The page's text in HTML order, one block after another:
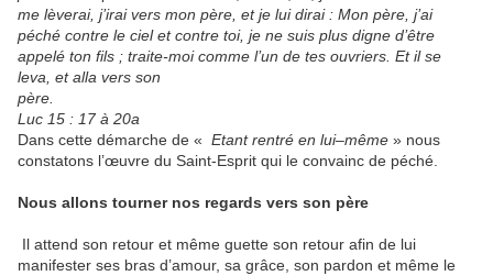
me lèverai, j’irai vers mon père, et je lui dirai : Mon père, j’ai
péché contre le ciel et contre toi, je ne suis plus digne d’être
appelé ton fils ; traite-moi comme l’un de tes ouvriers. Et il se
leva, et alla vers son
père.
Luc 15 : 17 à 20a
Dans cette démarche de « Etant rentré en lui–même » nous
constatons l’œuvre du Saint-Esprit qui le convainc de péché.
Nous allons tourner nos regards vers son père
Il attend son retour et même guette son retour afin de lui
manifester ses bras d’amour, sa grâce, son pardon et même le